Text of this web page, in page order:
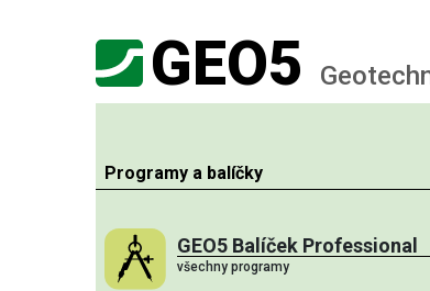
GEO5
Programy a balíčky
GEO5 Balíček Professional
všechny programy